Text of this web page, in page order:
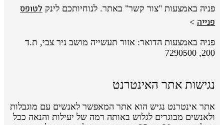
פניה באמצעות "צור קשר" באתר. לנוחיותכם לינק לטופס
פנייה >
פניה באמצעות הדואר: אזור תעשייה מושב ניר צבי, ת.ד
200, 7290500
נגישות אתר האינטרנט
אתר אינטרנט נגיש הוא אתר המאפשר לאנשים עם מוגבלות
ולאנשים מבוגרים לגלוש באותה רמה של יעילות והנאה ככל